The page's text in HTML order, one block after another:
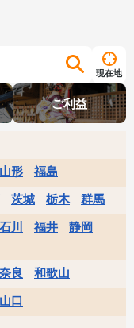
現在地
ご利益
山形
福島
茨城 栃木
群馬
石川 福井
静岡
奈良
和歌山
山口